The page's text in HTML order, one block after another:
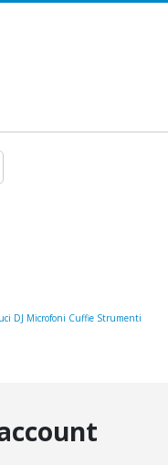
DJ Microfoni Cuffie Strumenti